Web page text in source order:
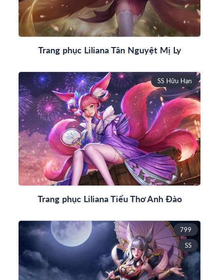
Trang phục Liliana Tân Nguyệt Mị Ly
SS Hữu Hạn
Trang phục Liliana Tiểu Thơ Anh Đào
799
SS